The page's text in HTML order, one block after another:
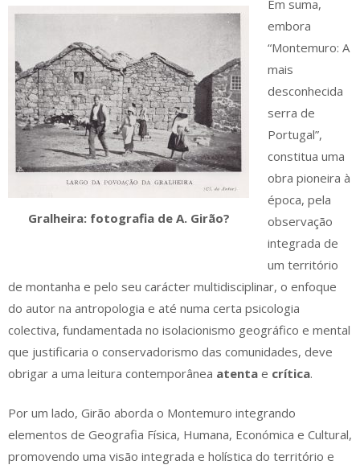
Gralheira: fotografia de A. Girão?
Em suma,
embora
“Montemuro: A
mais
desconhecida
serra de
Portugal”,
constitua uma
obra pioneira à
época, pela
observação
integrada de
um território
de montanha e pelo seu carácter multidisciplinar, o enfoque
do autor na antropologia e até numa certa psicologia
colectiva, fundamentada no isolacionismo geográfico e mental
que justificaria o conservadorismo das comunidades, deve
obrigar a uma leitura contemporânea atenta e crítica.
Por um lado, Girão aborda o Montemuro integrando
elementos de Geografia Física, Humana, Económica e Cultural,
promovendo uma visão integrada e holística do território e